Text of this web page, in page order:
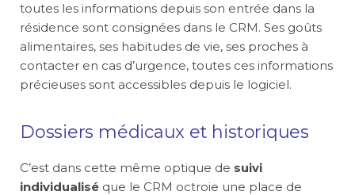
toutes les informations depuis son entrée dans la
résidence sont consignées dans le CRM. Ses goûts
alimentaires, ses habitudes de vie, ses proches à
contacter en cas d’urgence, toutes ces informations
précieuses sont accessibles depuis le logiciel.
Dossiers médicaux et historiques
C’est dans cette même optique de suivi
individualisé que le CRM octroie une place de